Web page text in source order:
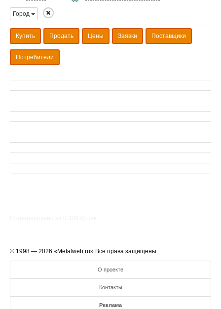
Город
Купить Продать Цены Заявки Поставщики
Потребители
© 1998 — 2026 «Metalweb.ru» Все права защищены.
О проекте
Контакты
Реклама